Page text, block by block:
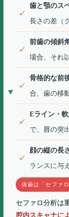
歯と顎のス
長さの差（
前歯の傾斜
場合、それ
骨格的な前
合、歯の移
Eライン・
で、唇の突
顔の縦の長
ランスに与
抜歯は「セファ
セファロ分析は
腔内スキャナに